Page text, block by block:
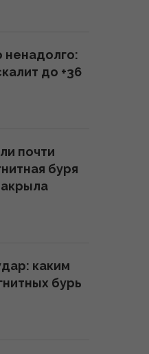
меморандум
2026
на Украину
могут
для
раскрыли
не
МиГи", –
ненадолго:
до +36
почти
буря
каким
бурь